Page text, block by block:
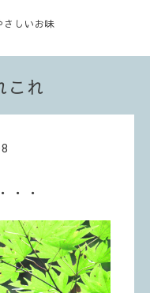
しいお味
これ
・・